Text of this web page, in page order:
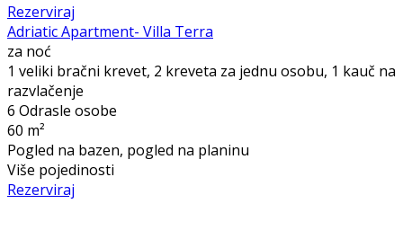
Rezerviraj
Adriatic Apartment- Villa Terra
za noć
1 veliki bračni krevet, 2 kreveta za jednu osobu, 1 kauč na
razvlačenje
6 Odrasle osobe
60 m²
Pogled na bazen, pogled na planinu
Više pojedinosti
Rezerviraj